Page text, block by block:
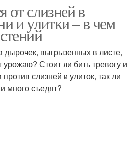
от слизней в
и улитки – в чем
дырочек, выгрызенных в листе,
урожаю? Стоит ли бить тревогу и
слизней и улиток, так ли
много съедят?